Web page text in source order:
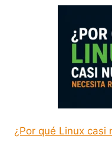
¿Por qué Linux casi